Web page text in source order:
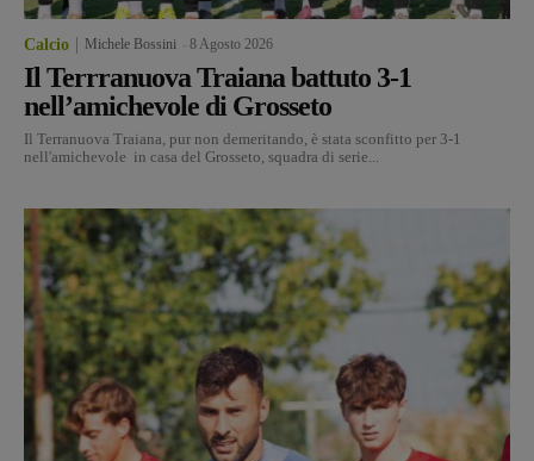
Calcio Michele Bossini 8 Agosto 2026
Il Terrranuova Traiana battuto 3-1
nell’amichevole di Grosseto
Il Terranuova Traiana, pur non demeritando, è stata sconfitto per 3-1
nell'amichevole in casa del Grosseto, squadra di serie...